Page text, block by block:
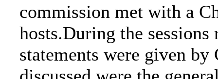
commission met with a
hosts.During the sessions
statements were given